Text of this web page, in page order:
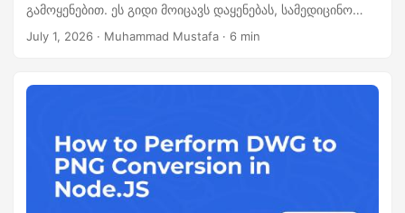
გამოყენებით. ეს გიდი მოიცავს დაყენებას, სამედიცინო
ბარკოდის სტანდარტების კონფიგურაციას, ბარკოდის
July 1, 2026 · Muhammad Mustafa · 6 min